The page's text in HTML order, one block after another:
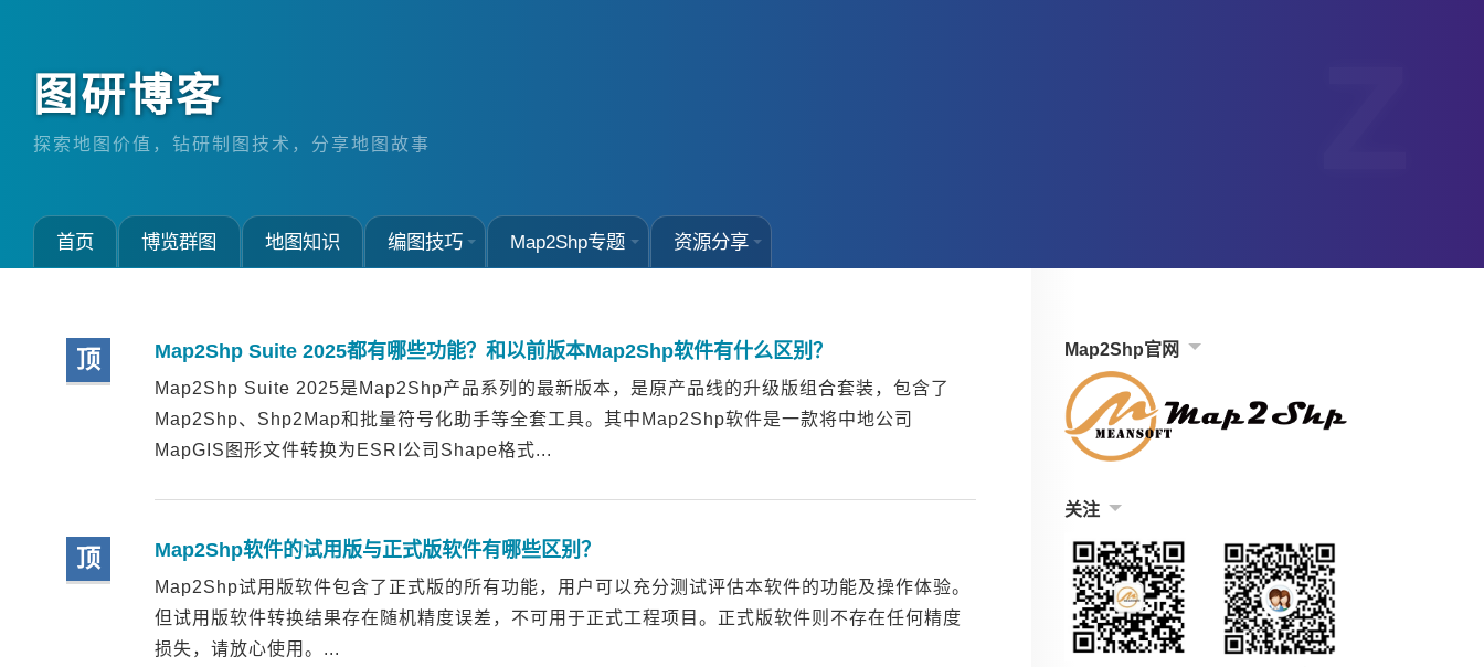
图研博客
探索地图价值，钻研制图技术，分享地图故事
首页 博览群图 地图知识 编图技巧 Map2Shp专题 资源分享
顶 Map2Shp Suite 2025都有哪些功能？和以前版本Map2Shp软件有什么区别？
Map2Shp Suite 2025是Map2Shp产品系列的最新版本，是原产品线的升级版组合套装，包含了
Map2Shp、Shp2Map和批量符号化助手等全套工具。其中Map2Shp软件是一款将中地公司
MapGIS图形文件转换为ESRI公司Shape格式...
顶 Map2Shp软件的试用版与正式版软件有哪些区别？
Map2Shp试用版软件包含了正式版的所有功能，用户可以充分测试评估本软件的功能及操作体验。
但试用版软件转换结果存在随机精度误差，不可用于正式工程项目。正式版软件则不存在任何精度
损失，请放心使用。...
Map2Shp官网
关注